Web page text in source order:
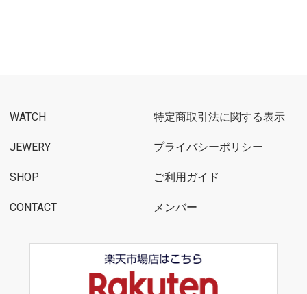
WATCH
JEWERY
SHOP
CONTACT
特定商取引法に関する表示
プライバシーポリシー
ご利用ガイド
メンバー